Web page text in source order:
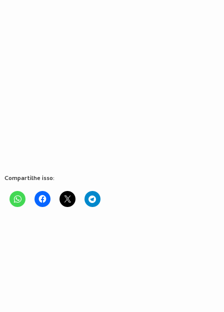
Compartilhe isso: